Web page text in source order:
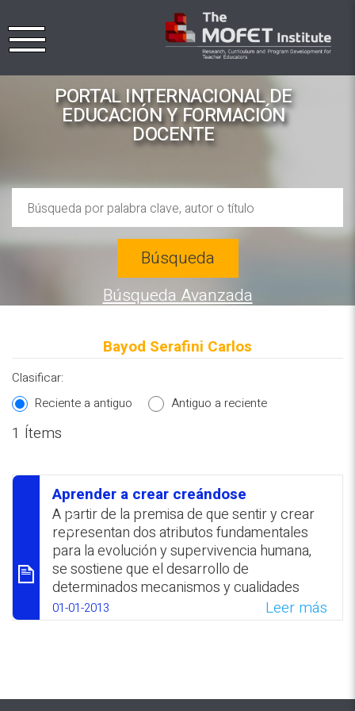
PORTAL INTERNACIONAL DE
EDUCACIÓN Y FORMACIÓN
DOCENTE
REPOSITORIO EN LÍNEA DE
CONTENIDOS ACADÉMICOS SOBRE
EDUCACIÓN Y FORMACIÓN DEL
PROFESORADO
Búsqueda
Búsqueda Avanzada
Bayod Serafini Carlos
Clasificar:
Reciente a antiguo
Antiguo a reciente
1 Ítems
סיכום
Aprender a crear creándose
A partir de la premisa de que sentir y crear
representan dos atributos fundamentales
para la evolución y supervivencia humana,
se sostiene que el desarrollo de
determinados mecanismos y cualidades
sensológicas del cerebro puede tener un
significativo impacto en el aprendizaje.
01-01-2013 Leer más